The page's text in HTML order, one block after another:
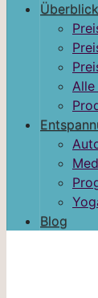
Überblick
Alle
Blog